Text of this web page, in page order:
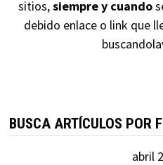
sitios,siempre y cuando
debido enlace o link que
BUSCA ARTÍCULOS POR
abril